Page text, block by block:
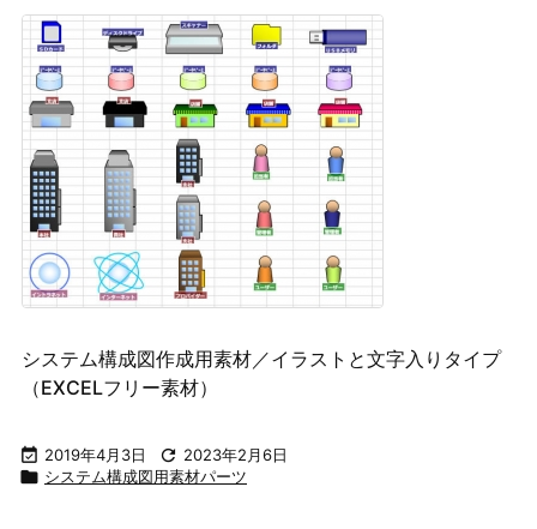
システム構成図作成用素材／イラストと文字入りタイプ
（EXCELフリー素材）
 2019年4月3日  2023年2月6日
 システム構成図用素材パーツ